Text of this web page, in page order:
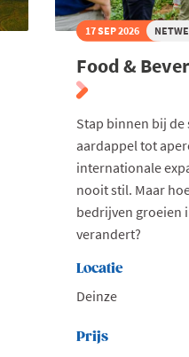
17 SEP 2026
Food &
Stap binnen bij de
aardappel tot
internationale
nooit stil. Maar
bedrijven groeien
verandert?
Locatie
Deinze
Prijs